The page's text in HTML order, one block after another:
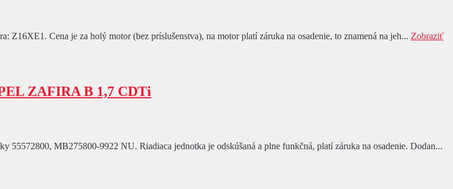
Cena je za holý motor (bez príslušenstva), na motor platí záruka na osadenie, to znamená na jeh... Zobraziť
ZAFIRA B 1,7 CDTi
MB275800-9922 NU. Riadiaca jednotka je odskúšaná a plne funkčná, platí záruka na osadenie. Dodan...